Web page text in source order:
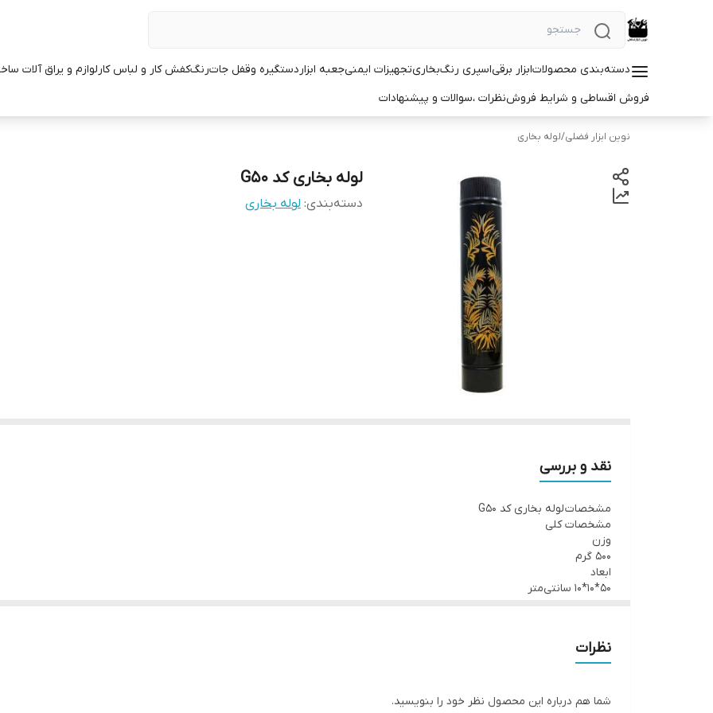
دسته‌بندی محصولاتابزار برقیاسپری رنگبخاریتجهیزات ایمنیجعبه ابزاردستگیره وقفل جاترنگکفش کار و لباس کارلوازم و یراق آلات
فروش اقساطی و شرایط فروشنظرات ،سوالات و پیشنهادات
نوین ابزار فضلی/لوله بخاری
لوله بخاری کد G50
دسته‌بندی: لوله بخاری
نقد و بررسی
مشخصات لوله بخاری کد G50
مشخصات کلی
وزن
500 گرم
ابعاد
50*10*10 سانتی‌متر
لوله بخاری 50 سانتی متری
نظرات
شما هم درباره این محصول نظر خود را بنویسید.